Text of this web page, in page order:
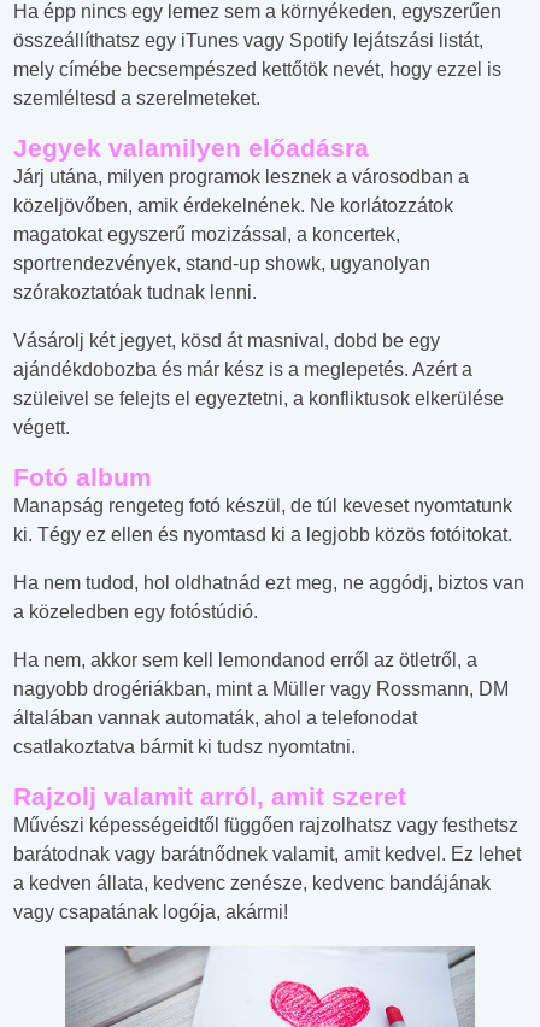
Ha épp nincs egy lemez sem a környékeden, egyszerűen
összeállíthatsz egy iTunes vagy Spotify lejátszási listát,
mely címébe becsempészed kettőtök nevét, hogy ezzel is
szemléltesd a szerelmeteket.
Jegyek valamilyen előadásra
Járj utána, milyen programok lesznek a városodban a
közeljövőben, amik érdekelnének. Ne korlátozzátok
magatokat egyszerű mozizással, a koncertek,
sportrendezvények, stand-up showk, ugyanolyan
szórakoztatóak tudnak lenni.
Vásárolj két jegyet, kösd át masnival, dobd be egy
ajándékdobozba és már kész is a meglepetés. Azért a
szüleivel se felejts el egyeztetni, a konfliktusok elkerülése
végett.
Fotó album
Manapság rengeteg fotó készül, de túl keveset nyomtatunk
ki. Tégy ez ellen és nyomtasd ki a legjobb közös fotóitokat.
Ha nem tudod, hol oldhatnád ezt meg, ne aggódj, biztos van
a közeledben egy fotóstúdió.
Ha nem, akkor sem kell lemondanod erről az ötletről, a
nagyobb drogériákban, mint a Müller vagy Rossmann, DM
általában vannak automaták, ahol a telefonodat
csatlakoztatva bármit ki tudsz nyomtatni.
Rajzolj valamit arról, amit szeret
Művészi képességeidtől függően rajzolhatsz vagy festhetsz
barátodnak vagy barátnődnek valamit, amit kedvel. Ez lehet
a kedven állata, kedvenc zenésze, kedvenc bandájának
vagy csapatának logója, akármi!